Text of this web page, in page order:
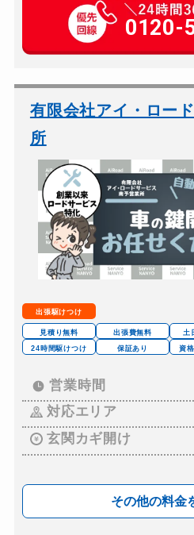
0120-
有限会社アイ・ロー
所
出張駆けつけ
見積り無料 出張費無料 土
24時間駆けつけ
保証あり 資
営業時間
対応エリア
玄関カギ開け
その他の料金